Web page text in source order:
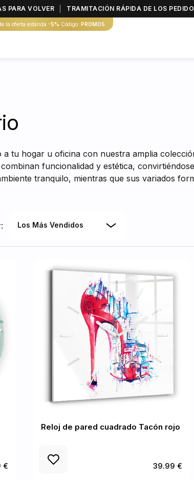
PARA VOLVER TRAMITACIÓN RÁPIDA DE LOS
la oferta estánda -5% Código: PROMO5
tu hogar u oficina con nuestra amplia
funcionalidad y estética,
tranquilo, mientras que sus variados
Los Más Vendidos
€
Reloj de pared cuadrado Tacón rojo
39.99 €